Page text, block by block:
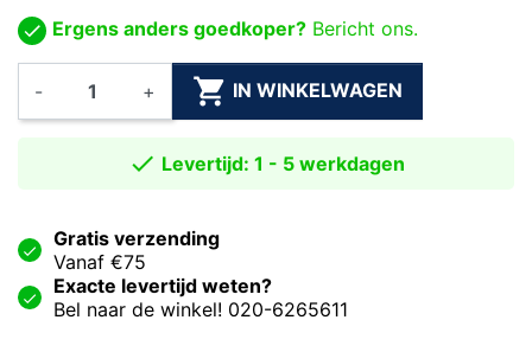
Ergens anders goedkoper? Bericht ons.
- +  IN WINKELWAGEN
 Levertijd: 1 - 5 werkdagen
Gratis verzending
Vanaf €75
Exacte levertijd weten?
Bel naar de winkel! 020-6265611